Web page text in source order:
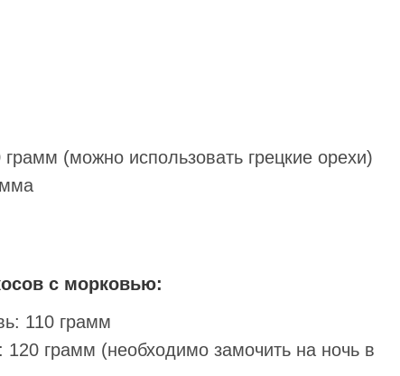
(можно использовать грецкие орехи)
с морковью:
110 грамм
120 грамм (необходимо замочить на ночь в